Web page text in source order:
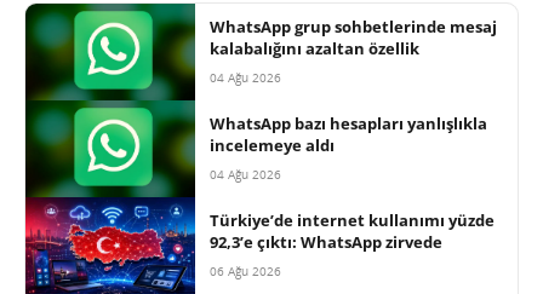
WhatsApp grup sohbetlerinde mesaj
kalabalığını azaltan özellik
04 Ağu 2026
WhatsApp bazı hesapları yanlışlıkla
incelemeye aldı
04 Ağu 2026
Türkiye’de internet kullanımı yüzde
92,3’e çıktı: WhatsApp zirvede
06 Ağu 2026